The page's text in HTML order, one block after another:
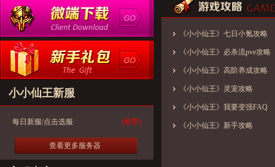
小小仙王新服
每日新服/点击选服 (推荐)
查看更多服务器
《小小仙王》七日小氪攻略
《小小仙王》必杀流pve攻略
《小小仙王》高阶养成攻略
《小小仙王》灵宠攻略
《小小仙王》我要变强FAQ
《小小仙王》新手攻略